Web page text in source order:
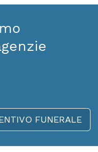
FUNERALE